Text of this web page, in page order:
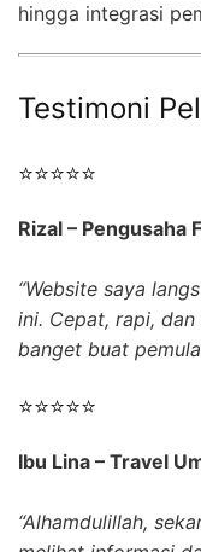
hingga integrasi
Testimoni
⭐⭐⭐⭐⭐
Rizal – Pengusaha
“Website saya
ini. Cepat, rapi, dan
banget buat
⭐⭐⭐⭐⭐
Ibu Lina – Travel
“Alhamdulillah,